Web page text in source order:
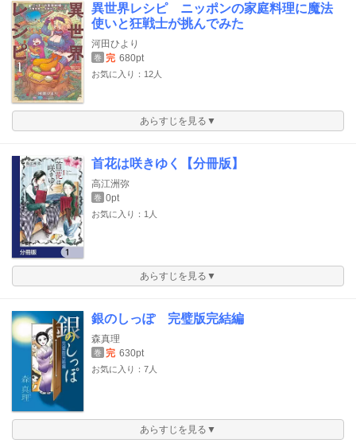
異世界レシピ ニッポンの家庭料理に魔法
使いと狂戦士が挑んでみた
河田ひより
巻 完 680pt
お気に入り：12人
あらすじを見る▼
首花は咲きゆく【分冊版】
高江洲弥
巻 0pt
お気に入り：1人
あらすじを見る▼
銀のしっぽ 完璧版完結編
森真理
巻 完 630pt
お気に入り：7人
あらすじを見る▼